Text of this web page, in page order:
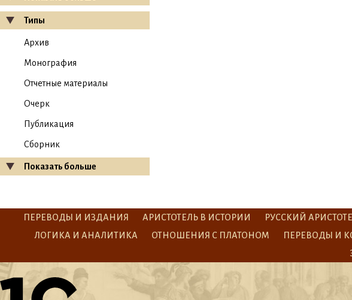
Типы
Архив
Монография
Отчетные материалы
Очерк
Публикация
Сборник
Показать больше
ПЕРЕВОДЫ И ИЗДАНИЯ АРИСТОТЕЛЬ В ИСТОРИИ РУССКИЙ
ЛОГИКА И АНАЛИТИКА
ОТНОШЕНИЯ С ПЛАТОНОМ ПЕРЕВОДЫ И